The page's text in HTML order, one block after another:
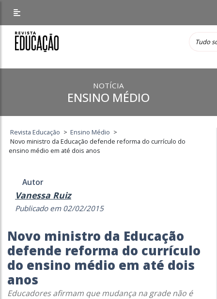
NOTÍCIA
ENSINO MÉDIO
Revista Educação > Ensino Médio >
Novo ministro da Educação defende reforma do currículo do
ensino médio em até dois anos
Autor
Vanessa Ruiz
Publicado em 02/02/2015
Novo ministro da Educação
defende reforma do currículo
do ensino médio em até dois
anos
Educadores afirmam que mudança na grade não é